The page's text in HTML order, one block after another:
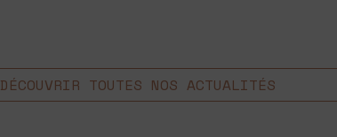
DÉCOUVRIR TOUTES NOS ACTUALITÉS